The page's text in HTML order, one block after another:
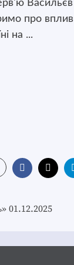
Васильєв
про вплив
на ...
01.12.2025